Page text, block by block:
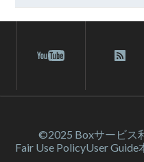
©2025 Boxサービス
Fair Use PolicyUser Guide